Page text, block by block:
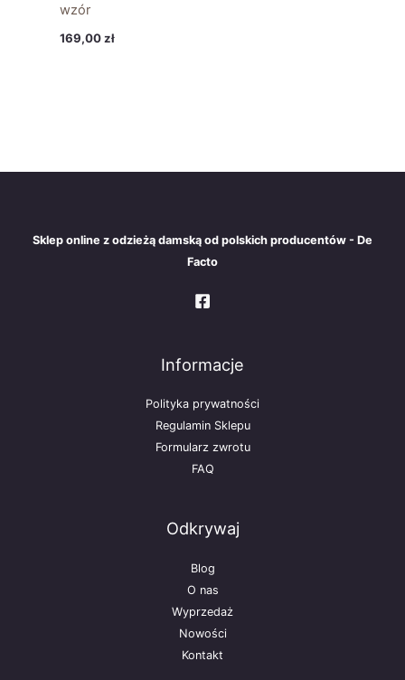
wzór
169,00zł
Sklep online z odzieżą damską od polskich producentów - De
Facto
Informacje
Polityka prywatności
Regulamin Sklepu
Formularz zwrotu
FAQ
Odkrywaj
Blog
O nas
Wyprzedaż
Nowości
Kontakt